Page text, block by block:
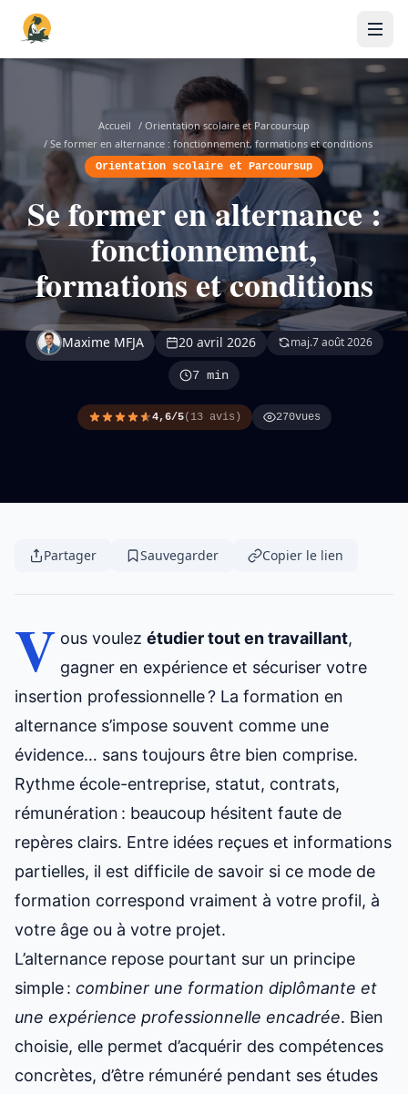
Accueil / Orientation scolaire et Parcoursup
/ Se former en alternance : fonctionnement, formations et conditions
Orientation scolaire et Parcoursup
Se former en alternance :
fonctionnement,
formations et conditions
Maxime MFJA 20 avril 2026 maj.7 août 2026
7 min
4,6/5(13 avis) 270vues
Partager Sauvegarder Copier le lien
V ous voulezétudier tout en travaillant,
gagner en expérience et sécuriser votre
insertion professionnelle ? La formation en
alternance s’impose souvent comme une
évidence… sans toujours être bien comprise.
Rythme école-entreprise, statut, contrats,
rémunération : beaucoup hésitent faute de
repères clairs. Entre idées reçues et informations
partielles, il est difficile de savoir si ce mode de
formation correspond vraiment à votre profil, à
votre âge ou à votre projet.
L’alternance repose pourtant sur un principe
simple : combiner une formation diplômante et
une expérience professionnelle encadrée. Bien
choisie, elle permet d’acquérir des compétences
concrètes, d’être rémunéré pendant ses études